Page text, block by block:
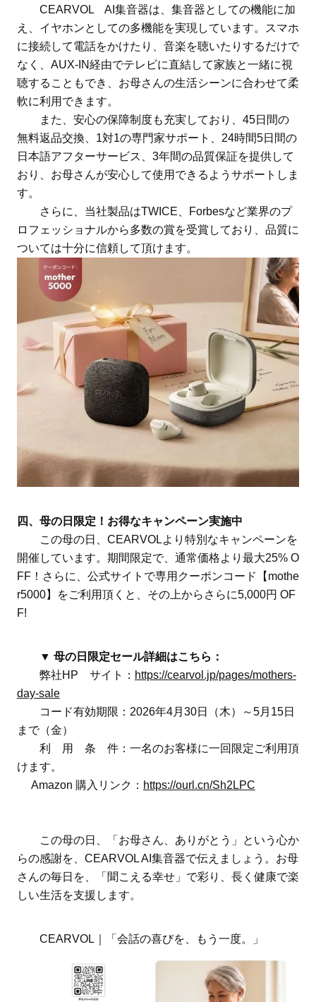
CEARVOL AI集音器は、集音器としての機能に加
え、イヤホンとしての多機能を実現しています。スマホ
に接続して電話をかけたり、音楽を聴いたりするだけで
なく、AUX-IN経由でテレビに直結して家族と一緒に視
聴することもでき、お母さんの生活シーンに合わせて柔
軟に利用できます。
また、安心の保障制度も充実しており、45日間の
無料返品交換、1対1の専門家サポート、24時間5日間の
日本語アフターサービス、3年間の品質保証を提供して
おり、お母さんが安心して使用できるようサポートしま
す。
さらに、当社製品はTWICE、Forbesなど業界のプ
ロフェッショナルから多数の賞を受賞しており、品質に
ついては十分に信頼して頂けます。
四、母の日限定！お得なキャンペーン実施中
この母の日、CEARVOLより特別なキャンペーンを
開催しています。期間限定で、通常価格より最大25% O
FF！さらに、公式サイトで専用クーポンコード【mothe
r5000】をご利用頂くと、その上からさらに5,000円 OF
F!
▼ 母の日限定セール詳細はこちら：
弊社HP サイト： https://cearvol.jp/pages/mothers-
day-sale
コード有効期限：2026年4月30日（木）～5月15日
まで（金）
利 用 条 件：一名のお客様に一回限定ご利用頂
けます。
Amazon 購入リンク： https://ourl.cn/Sh2LPC
この母の日、「お母さん、ありがとう」という心か
らの感謝を、CEARVOL AI集音器で伝えましょう。お母
さんの毎日を、「聞こえる幸せ」で彩り、長く健康で楽
しい生活を支援します。
CEARVOL｜「会話の喜びを、もう一度。」